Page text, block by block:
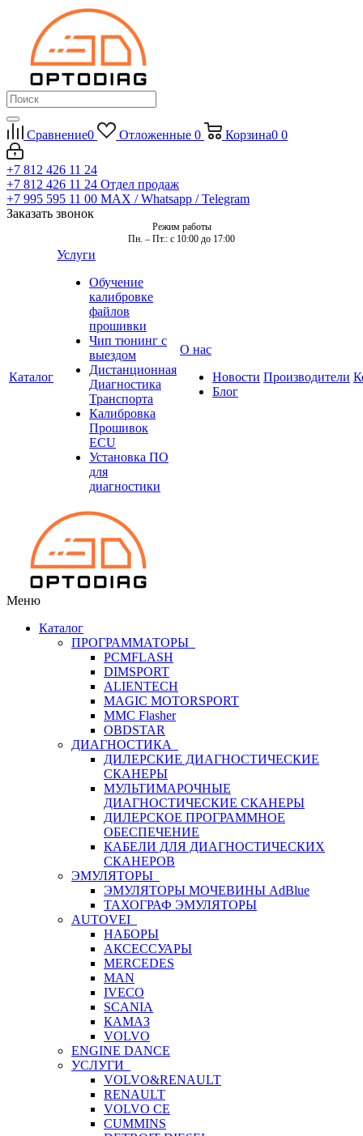
Сравнение0 Отложенные 0 Корзина0 0
+7 812 426 11 24
+7 812 426 11 24 Отдел продаж
+7 995 595 11 00 MAX / Whatsapp / Telegram
Заказать звонок
Режим работы
Пн. – Пт.: с 10:00 до 17:00
Каталог
Услуги
Обучение
калибровке
файлов
прошивки
Чип тюнинг с
выездом
Дистанционная
Диагностика
Транспорта
Калибровка
Прошивок
ECU
Установка ПО
для
диагностики
О нас
Новости
Блог
Производители
Меню
Каталог
ПРОГРАММАТОРЫ
PCMFLASH
DIMSPORT
ALIENTECH
MAGIC MOTORSPORT
MMC Flasher
OBDSTAR
ДИАГНОСТИКА
ДИЛЕРСКИЕ ДИАГНОСТИЧЕСКИЕ
СКАНЕРЫ
МУЛЬТИМАРОЧНЫЕ
ДИАГНОСТИЧЕСКИЕ СКАНЕРЫ
ДИЛЕРСКОЕ ПРОГРАММНОЕ
ОБЕСПЕЧЕНИЕ
КАБЕЛИ ДЛЯ ДИАГНОСТИЧЕСКИХ
СКАНЕРОВ
ЭМУЛЯТОРЫ
ЭМУЛЯТОРЫ МОЧЕВИНЫ АdBlue
ТАХОГРАФ ЭМУЛЯТОРЫ
AUTOVEI
НАБОРЫ
АКСЕССУАРЫ
MERCEDES
MAN
IVECO
SCANIA
КАМАЗ
VOLVO
ENGINE DANCE
УСЛУГИ
VOLVO&RENAULT
RENAULT
VOLVO CE
CUMMINS